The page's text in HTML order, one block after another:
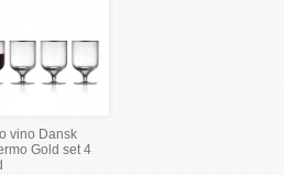
vino Dansk
Gold set 4